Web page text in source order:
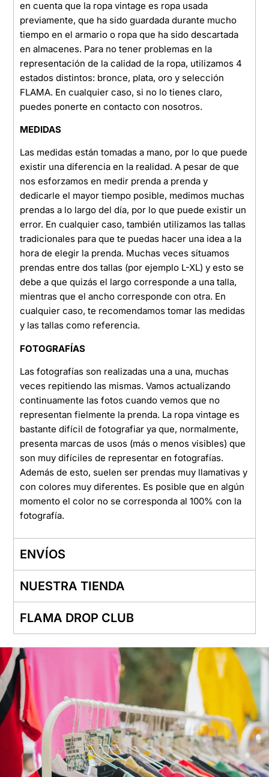
en cuenta que la ropa vintage es ropa usada
previamente, que ha sido guardada durante mucho
tiempo en el armario o ropa que ha sido descartada
en almacenes. Para no tener problemas en la
representación de la calidad de la ropa, utilizamos 4
estados distintos: bronce, plata, oro y selección
FLAMA. En cualquier caso, si no lo tienes claro,
puedes ponerte en contacto con nosotros.
MEDIDAS
Las medidas están tomadas a mano, por lo que puede
existir una diferencia en la realidad. A pesar de que
nos esforzamos en medir prenda a prenda y
dedicarle el mayor tiempo posible, medimos muchas
prendas a lo largo del día, por lo que puede existir un
error. En cualquier caso, también utilizamos las tallas
tradicionales para que te puedas hacer una idea a la
hora de elegir la prenda. Muchas veces situamos
prendas entre dos tallas (por ejemplo L-XL) y esto se
debe a que quizás el largo corresponde a una talla,
mientras que el ancho corresponde con otra. En
cualquier caso, te recomendamos tomar las medidas
y las tallas como referencia.
FOTOGRAFÍAS
Las fotografías son realizadas una a una, muchas
veces repitiendo las mismas. Vamos actualizando
continuamente las fotos cuando vemos que no
representan fielmente la prenda. La ropa vintage es
bastante difícil de fotografiar ya que, normalmente,
presenta marcas de usos (más o menos visibles) que
son muy difíciles de representar en fotografías.
Además de esto, suelen ser prendas muy llamativas y
con colores muy diferentes. Es posible que en algún
momento el color no se corresponda al 100% con la
fotografía.
ENVÍOS
NUESTRA TIENDA
FLAMA DROP CLUB